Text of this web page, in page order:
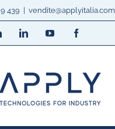
439 vendite@applyitalia.com
LinkedInLinkedInYouTube